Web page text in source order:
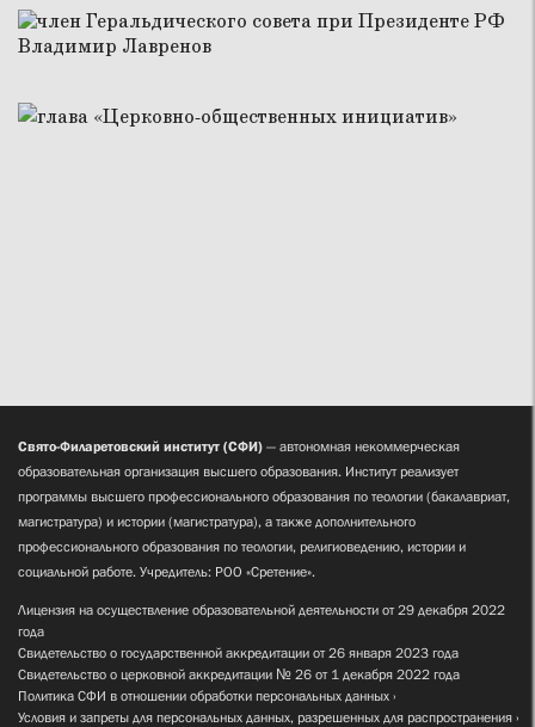
Свято-Филаретовский институт (СФИ) — автономная некоммерческая
образовательная организация высшего образования. Институт реализует
программы высшего профессионального образования по теологии (бакалавриат,
магистратура) и истории (магистратура), а также дополнительного
профессионального образования по теологии, религиоведению, истории и
социальной работе. Учредитель: РОО «Сретение».
Лицензия на осуществление образовательной деятельности от 29 декабря 2022
года
Свидетельство о государственной аккредитации от 26 января 2023 года
Свидетельство о церковной аккредитации № 26 от 1 декабря 2022 года
Политика СФИ в отношении обработки персональных данных
Условия и запреты для персональных данных, разрешенных для распространения